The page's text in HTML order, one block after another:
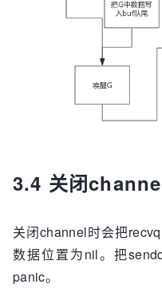
3.4 关闭
关闭channel时会把
数据位置为nil。把
panic。